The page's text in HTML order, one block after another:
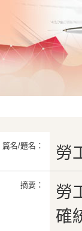
篇名/題名： 勞
摘要：
勞
確